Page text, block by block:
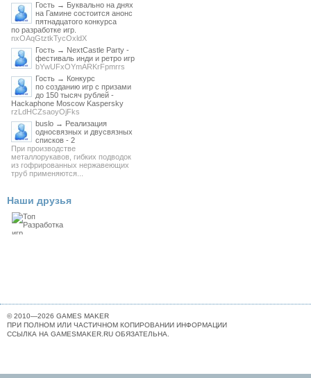
Гость → Буквально на днях
на Гамине состоится анонс
пятнадцатого конкурса
по разработке игр.
nxOAqGtztkTycOxldX
Гость → NextCastle Party -
фестиваль инди и ретро игр
bYwUFxOYmARKrFpmrrs
Гость → Конкурс
по созданию игр с призами
до 150 тысяч рублей -
Hackaphone Moscow Kaspersky
rzLdHCZsaoyOjFks
buslo → Реализация
односвязных и двусвязных
списков - 2
При производстве
металлорукавов, гибких подводок
из гофрированных нержавеющих
труб применяются...
Наши друзья
© 2010—2026 GAMES MAKER
ПРИ ПОЛНОМ ИЛИ ЧАСТИЧНОМ КОПИРОВАНИИ ИНФОРМАЦИИ
ССЫЛКА НА GAMESMAKER.RU ОБЯЗАТЕЛЬНА.